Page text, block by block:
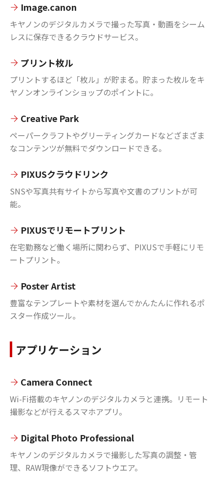
Image.canon
キヤノンのデジタルカメラで撮った写真・動画をシーム
レスに保存できるクラウドサービス。
プリント枚ル
プリントするほど「枚ル」が貯まる。貯まった枚ルをキ
ヤノンオンラインショップのポイントに。
Creative Park
ペーパークラフトやグリーティングカードなどざまざま
なコンテンツが無料でダウンロードできる。
PIXUSクラウドリンク
SNSや写真共有サイトから写真や文書のプリントが可
能。
PIXUSでリモートプリント
在宅勤務など働く場所に関わらず、PIXUSで手軽にリモ
ートプリント。
Poster Artist
豊富なテンプレートや素材を選んでかんたんに作れるポ
スター作成ツール。
アプリケーション
Camera Connect
Wi-Fi搭載のキヤノンのデジタルカメラと連携。リモート
撮影などが行えるスマホアプリ。
Digital Photo Professional
キヤノンのデジタルカメラで撮影した写真の調整・管
理、RAW現像ができるソフトウエア。